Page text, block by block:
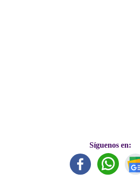
Síguenos en: